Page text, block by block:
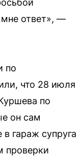
мне ответ», —
по
что 28 июля
по
он сам
гараж супруга
проверки